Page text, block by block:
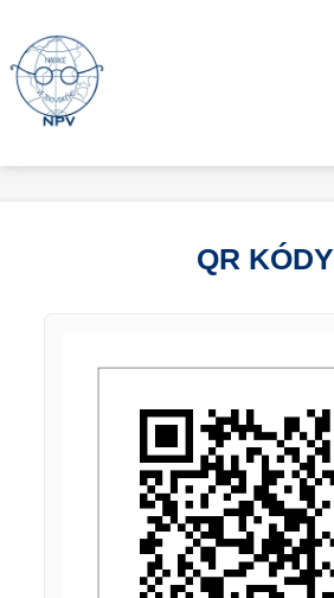
QR KÓDY